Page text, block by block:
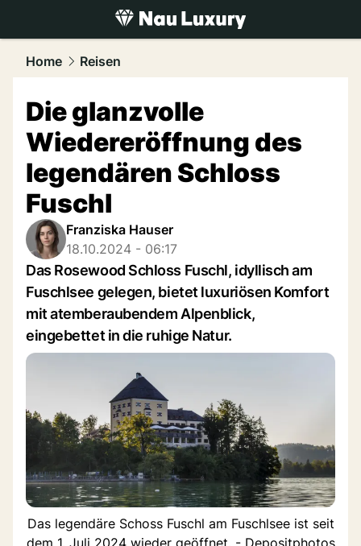
luxury.NAU.ch
Home Reisen
Die glanzvolle
Wiedereröffnung des
legendären Schloss
Fuschl
Franziska Hauser
18.10.2024 - 06:17
Das Rosewood Schloss Fuschl, idyllisch am
Fuschlsee gelegen, bietet luxuriösen Komfort
mit atemberaubendem Alpenblick,
eingebettet in die ruhige Natur.
Das legendäre Schoss Fuschl am Fuschlsee ist seit
dem 1. Juli 2024 wieder geöffnet. - Depositphotos